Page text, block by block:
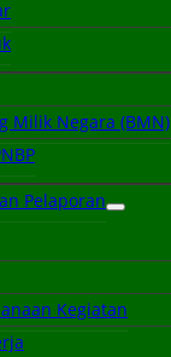
Milik Negara (BMN)
Pelaporan
Kegiatan